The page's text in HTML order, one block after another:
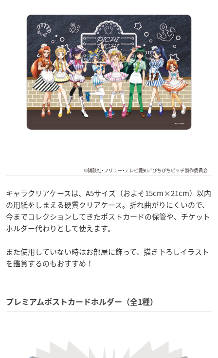
キャラクリアケースは、A5サイズ（およそ15cm×21cm）以内
の用紙をしまえる硬質クリアケース。折れ曲がりにくいので、
今までコレクションしてきたポストカードの保管や、チケット
ホルダー代わりとして使えます。
また使用していない時はお部屋に飾って、描き下ろしイラスト
を鑑賞するのもおすすめ！
プレミアムポストカードホルダー（全1種）